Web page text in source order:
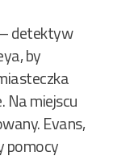
detektyw
by
Na miejscu
Evans,
pomocy